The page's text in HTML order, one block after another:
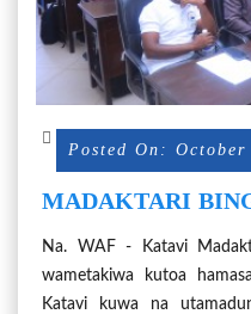
Posted On:
MADAKTARI
MJAMZITO
VYA KUTOLEA
Na. WAF - Katavi
wametakiwa kutoa
Katavi kuwa na